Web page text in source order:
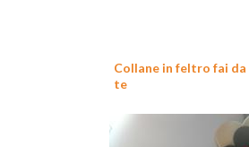
Collane in feltro fai da
te